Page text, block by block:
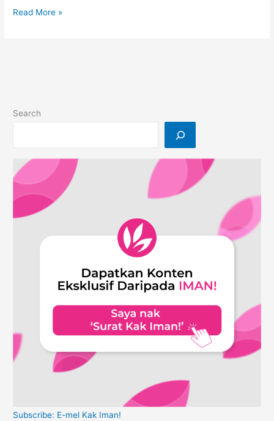
Istiqamah
When
Think
You’re
Falling
Read More »
Search
Subscribe: E-mel Kak Iman!